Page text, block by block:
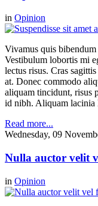
in Opinion
Vivamus quis
Vestibulum lobortis mi
lectus risus. Cras
at. Donec commodo
aliquam tincidunt, risus
id nibh. Aliquam lacinia
Read more...
Wednesday, 09
Nulla auctor velit
in Opinion